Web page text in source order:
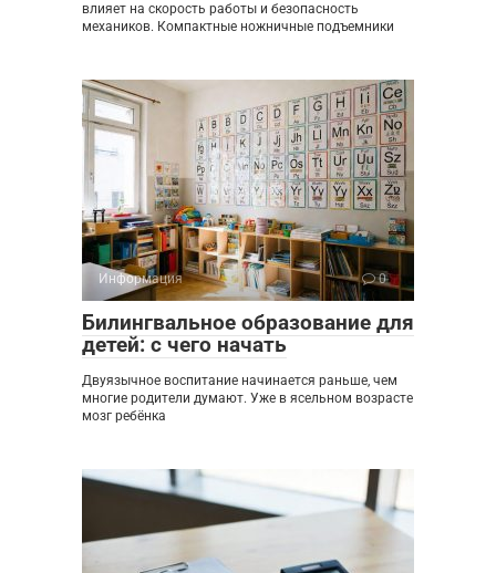
влияет на скорость работы и безопасность
механиков. Компактные ножничные подъемники
Информация 0
Билингвальное образование для
детей: с чего начать
Двуязычное воспитание начинается раньше, чем
многие родители думают. Уже в ясельном возрасте
мозг ребёнка